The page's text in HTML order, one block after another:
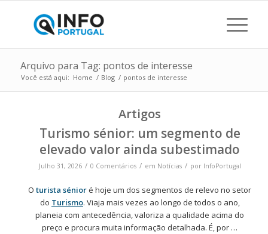
Arquivo para Tag: pontos de interesse
Você está aqui: Home / Blog / pontos de interesse
Artigos
Turismo sénior: um segmento de
elevado valor ainda subestimado
Julho 31, 2026 / 0 Comentários / em Notícias / por InfoPortugal
Oturista sénioré hoje um dos segmentos de relevo no setor
do Turismo. Viaja mais vezes ao longo de todos o ano,
planeia com antecedência, valoriza a qualidade acima do
preço e procura muita informação detalhada. É, por …